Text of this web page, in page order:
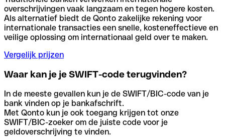
overschrijvingen vaak langzaam en tegen hogere kosten.
Als alternatief biedt de Qonto zakelijke rekening voor
internationale transacties een snelle, kosteneffectieve en
veilige oplossing om internationaal geld over te maken.
Vergelijk prijzen
Waar kan je je SWIFT-code terugvinden?
In de meeste gevallen kun je de SWIFT/BIC-code van je
bank vinden op je bankafschrift.
Met Qonto kun je ook toegang krijgen tot onze
SWIFT/BIC-zoeker om de juiste code voor je
geldoverschrijving te vinden.